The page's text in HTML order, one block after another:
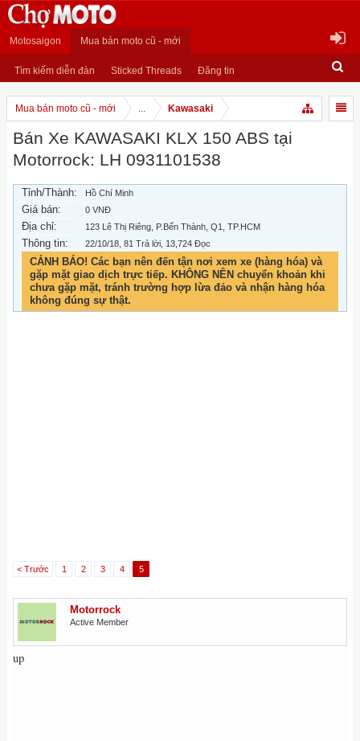
Motosaigon Mua bán moto cũ - mới
Tìm kiếm diễn đàn Sticked Threads Đăng tin
Mua bán moto cũ - mới ... Kawasaki
Bán Xe KAWASAKI KLX 150 ABS tại
Motorrock: LH 0931101538
Tỉnh/Thành: Hồ Chí Minh
Giá bán: 0 VNĐ
Địa chỉ: 123 Lê Thị Riêng, P.Bến Thành, Q1, TP.HCM
Thông tin: 22/10/18 , 81 Trả lời, 13,724 Đọc
CẢNH BÁO! Các bạn nên đến tận nơi xem xe (hàng hóa) và
gặp mặt giao dịch trực tiếp. KHÔNG NÊN chuyển khoản khi
chưa gặp mặt, tránh trường hợp lừa đảo và nhận hàng hóa
không đúng sự thật.
< Trước 1 2 3 4 5
Motorrock
Active Member
up